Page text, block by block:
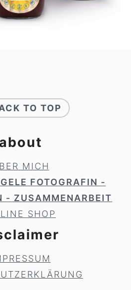
TO TOP
about
MICH
FOTOGRAFIN -
- ZUSAMMENARBEIT
SHOP